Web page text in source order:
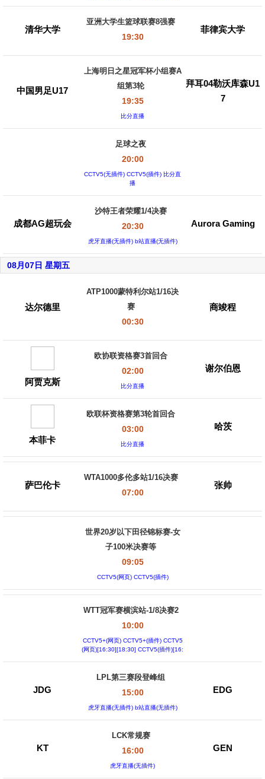
清华大学
亚洲大学生篮球联赛8强赛
19:30
菲律宾大学
中国男足U17
上海明日之星冠军杯小组赛A
组第3轮
19:35
比分直播
拜耳04勒沃库森U1
7
足球之夜
20:00
CCTV5(无插件) CCTV5(插件) 比分直
播
成都AG超玩会
沙特王者荣耀1/4决赛
20:30
虎牙直播(无插件) b站直播(无插件)
Aurora Gaming
08月07日 星期五
达尔德里
ATP1000蒙特利尔站1/16决
赛
00:30
商竣程
阿贾克斯
欧协联资格赛3首回合
02:00
比分直播
谢尔伯恩
本菲卡
欧联杯资格赛第3轮首回合
03:00
比分直播
哈茨
萨巴伦卡
WTA1000多伦多站1/16决赛
07:00
张帅
世界20岁以下田径锦标赛-女
子100米决赛等
09:05
CCTV5(网页) CCTV5(插件)
WTT冠军赛横滨站-1/8决赛2
10:00
CCTV5+(网页) CCTV5+(插件) CCTV5
(网页)[16:30][18:30] CCTV5(插件)[16:
JDG
LPL第三赛段登峰组
15:00
虎牙直播(无插件) b站直播(无插件)
EDG
KT
LCK常规赛
16:00
虎牙直播(无插件)
GEN